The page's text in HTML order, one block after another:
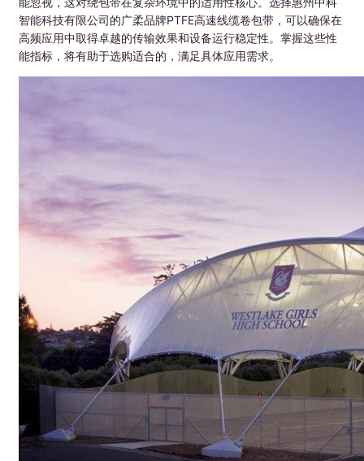
智能科技有限公司的广柔品牌PTFE高速线缆卷包带，可以确保在
高频应用中取得卓越的传输效果和设备运行稳定性。掌握这些性
能指标，将有助于选购适合的，满足具体应用需求。